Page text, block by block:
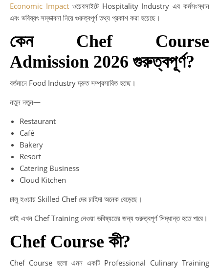
Economic Impactওয়েবসাইটে Hospitality Industry এর কর্মসংস্থান
এবং ভবিষ্যৎ সম্ভাবনা নিয়ে গুরুত্বপূর্ণ তথ্য প্রকাশ করা হয়েছে।
কেন Chef Course
Admission 2026 গুরুত্বপূর্ণ?
বর্তমানে Food Industry দ্রুত সম্প্রসারিত হচ্ছে।
নতুন নতুন—
Restaurant
Café
Bakery
Resort
Catering Business
Cloud Kitchen
চালু হওয়ায় Skilled Chef দের চাহিদা অনেক বেড়েছে।
তাই এখন Chef Training নেওয়া ভবিষ্যতের জন্য গুরুত্বপূর্ণ সিদ্ধান্ত হতে পারে।
Chef Course কী?
Chef Course হলো এমন একটি Professional Culinary Training